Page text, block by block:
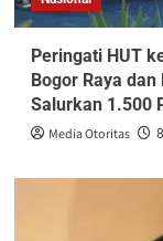
Peringati HUT
Bogor Raya
Salurkan 1.500
Media Otoritas